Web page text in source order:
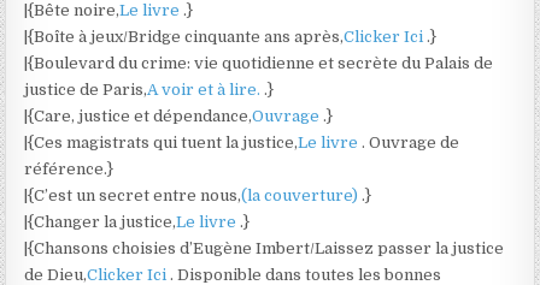
|{Bête noire,Le livre.}
|{Boîte à jeux/Bridge cinquante ans après,Clicker Ici.}
|{Boulevard du crime: vie quotidienne et secrète du Palais de
justice de Paris,A voir et à lire..}
|{Care, justice et dépendance,Ouvrage.}
|{Ces magistrats qui tuent la justice,Le livre. Ouvrage de
référence.}
|{C’est un secret entre nous,(la couverture).}
|{Changer la justice,Le livre.}
|{Chansons choisies d’Eugène Imbert/Laissez passer la justice
de Dieu,Clicker Ici. Disponible dans toutes les bonnes